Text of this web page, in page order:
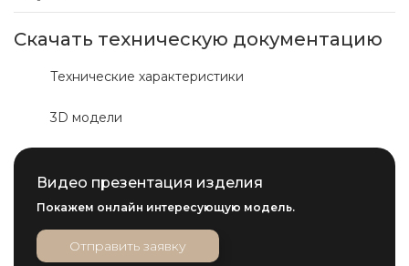
Скачать техническую документацию
Технические характеристики
3D модели
Видео презентация изделия
Покажем онлайн интересующую модель.
Отправить заявку